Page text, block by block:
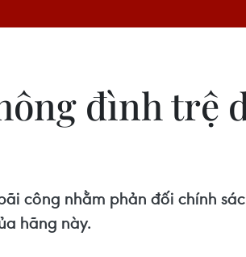
đình trệ
công nhằm phản đối chính
hãng này.